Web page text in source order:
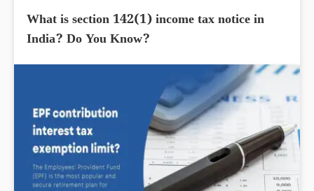
What is section 142(1) income tax notice in
India? Do You Know?